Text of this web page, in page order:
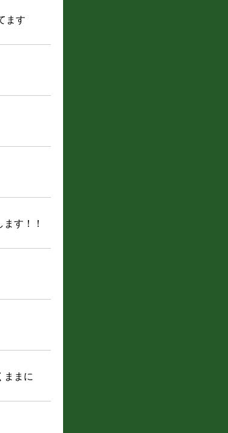
ます
す！！
ままに